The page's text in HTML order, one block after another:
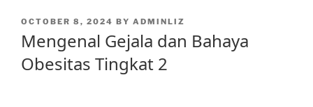
POSTED
OCTOBER 8, 2024 BY ADMINLIZ
Mengenal Gejala dan Bahaya
Obesitas Tingkat 2